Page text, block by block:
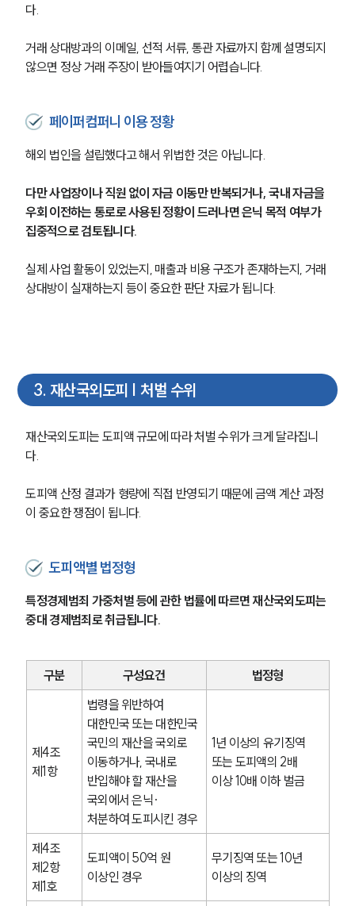
다.
거래 상대방과의 이메일, 선적 서류, 통관 자료까지 함께 설명되지
않으면 정상 거래 주장이 받아들여지기 어렵습니다.
페이퍼컴퍼니 이용 정황
해외 법인을 설립했다고 해서 위법한 것은 아닙니다.
다만 사업장이나 직원 없이 자금 이동만 반복되거나, 국내 자금을
우회 이전하는 통로로 사용된 정황이 드러나면 은닉 목적 여부가
집중적으로 검토됩니다.
실제 사업 활동이 있었는지, 매출과 비용 구조가 존재하는지, 거래
상대방이 실재하는지 등이 중요한 판단 자료가 됩니다.
3. 재산국외도피 | 처벌 수위
재산국외도피는 도피액 규모에 따라 처벌 수위가 크게 달라집니
다.
도피액 산정 결과가 형량에 직접 반영되기 때문에 금액 계산 과정
이 중요한 쟁점이 됩니다.
도피액별 법정형
특정경제범죄 가중처벌 등에 관한 법률에 따르면 재산국외도피는
중대 경제범죄로 취급됩니다.
구분 구성요건 법정형
제4조
제1항
법령을 위반하여
대한민국 또는 대한민국
국민의 재산을 국외로
이동하거나, 국내로
반입해야 할 재산을
국외에서 은닉·
처분하여 도피시킨 경우
1년 이상의 유기징역
또는 도피액의 2배
이상 10배 이하 벌금
제4조
제2항
제1호
도피액이 50억 원
이상인 경우
무기징역 또는 10년
이상의 징역